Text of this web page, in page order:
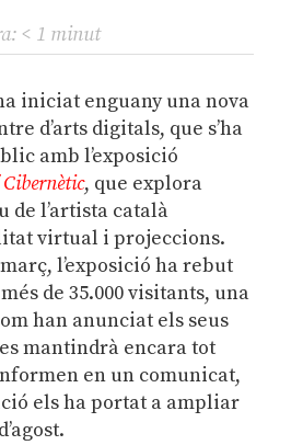
< 1 minut
iniciat enguany una nova
d’arts digitals, que s’ha
amb l’exposició
, que explora
de l’artista català
virtual i projeccions.
l’exposició ha rebut
de 35.000 visitants, una
han anunciat els seus
mantindrà encara tot
en un comunicat,
els ha portat a ampliar